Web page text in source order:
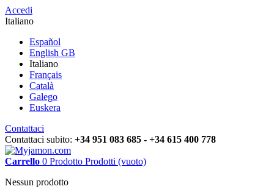
Accedi
Italiano
Español
English GB
Italiano
Français
Català
Galego
Euskera
Contattaci
Contattaci subito: +34 951 083 685 - +34 615 400 778
Carrello 0 Prodotto Prodotti (vuoto)
Nessun prodotto